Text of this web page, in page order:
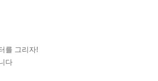
를 그리자!
다